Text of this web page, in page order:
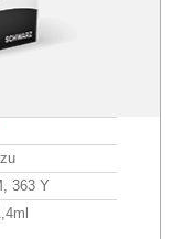
363 Y